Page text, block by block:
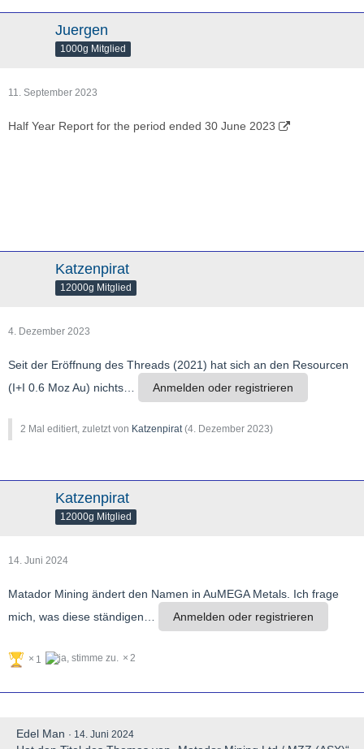
Juergen
1000g Mitglied
11. September 2023
Half Year Report for the period ended 30 June 2023
Katzenpirat
12000g Mitglied
4. Dezember 2023
Seit der Eröffnung des Threads (2021) hat sich an den Resourcen
(I+I 0.6 Moz Au) nichts…
Anmelden oder registrieren
2 Mal editiert, zuletzt von Katzenpirat (4. Dezember 2023)
Katzenpirat
12000g Mitglied
14. Juni 2024
Matador Mining ändert den Namen in AuMEGA Metals. Ich frage
mich, was diese ständigen…
Anmelden oder registrieren
1 2
Edel Man 14. Juni 2024